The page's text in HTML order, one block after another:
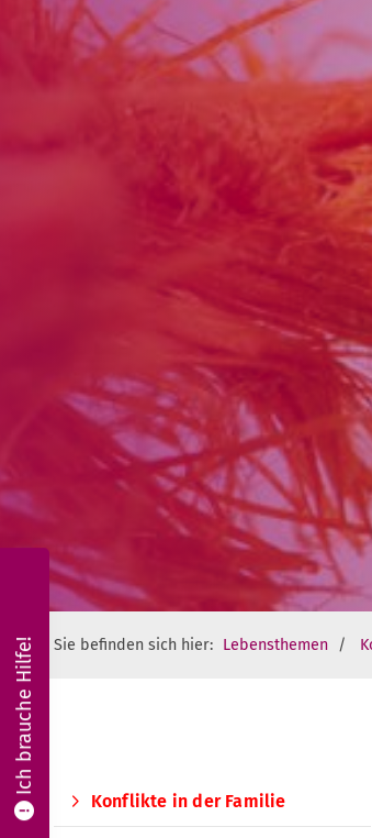
Sie befinden sich hier: Lebensthemen
Konflikte in der Familie
Ich brauche Hilfe!